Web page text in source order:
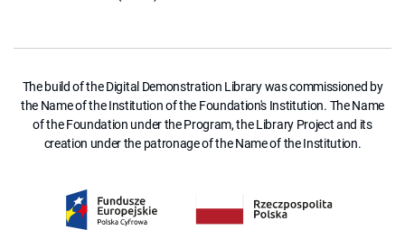
The build of the Digital Demonstration Library was commissioned by
the Name of the Institution of the Foundation's Institution. The Name
of the Foundation under the Program, the Library Project and its
creation under the patronage of the Name of the Institution.